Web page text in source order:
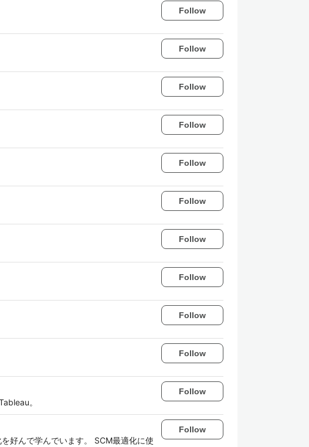
Follow
Follow
Follow
Follow
Follow
Follow
Follow
Follow
Follow
Follow
。
Follow
好んで学んでいます。 SCM最適化に使
Follow